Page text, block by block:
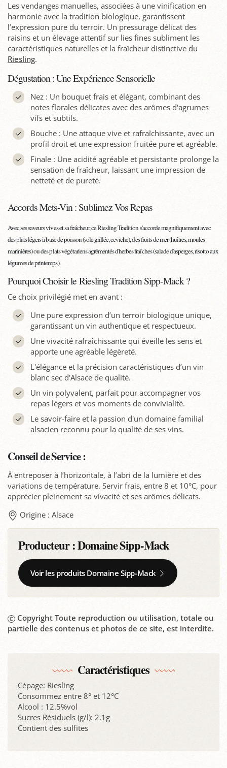
Les vendanges manuelles, associées à une vinification en
harmonie avec la tradition biologique, garantissent
l’expression pure du terroir. Un pressurage délicat des
raisins et un élevage attentif sur lies fines subliment les
caractéristiques naturelles et la fraîcheur distinctive du
Riesling.
Dégustation : Une Expérience Sensorielle
Nez : Un bouquet frais et élégant, combinant des
notes florales délicates avec des arômes d'agrumes
vifs et subtils.
Bouche : Une attaque vive et rafraîchissante, avec un
profil droit et une expression fruitée pure et agréable.
Finale : Une acidité agréable et persistante prolonge la
sensation de fraîcheur, laissant une impression de
netteté et de pureté.
Accords Mets-Vin : Sublimez Vos Repas
Avec ses saveurs vives et sa fraîcheur, ce Riesling Tradition s'accorde magnifiquement avec
des plats légers à base de poisson (sole grillée, ceviche), des fruits de mer (huîtres, moules
marinières) ou des plats végétariens agrémentés d'herbes fraîches (salade d'asperges, risotto aux
légumes de printemps).
Pourquoi Choisir le Riesling Tradition Sipp-Mack ?
Ce choix privilégié met en avant :
Une pure expression d’un terroir biologique unique,
garantissant un vin authentique et respectueux.
Une vivacité rafraîchissante qui éveille les sens et
apporte une agréable légèreté.
L'élégance et la précision caractéristiques d’un vin
blanc sec d'Alsace de qualité.
Un vin polyvalent, parfait pour accompagner vos
repas légers et vos moments de convivialité.
Le savoir-faire et la passion d'un domaine familial
alsacien reconnu pour la qualité de ses vins.
Conseil de Service :
À entreposer à l’horizontale, à l’abri de la lumière et des
variations de température. Servir frais, entre 8 et 10°C, pour
apprécier pleinement sa vivacité et ses arômes délicats.
Origine : Alsace
Producteur :Domaine Sipp-Mack
Voir les produits Domaine Sipp-Mack
Copyright Toute reproduction ou utilisation, totale ou
partielle des contenus et photos de ce site, est interdite.
Caractéristiques
Cépage: Riesling
Consommez entre 8° et 12°C
Alcool : 12.5%vol
Sucres Résiduels (g/l): 2.1g
Contient des sulfites